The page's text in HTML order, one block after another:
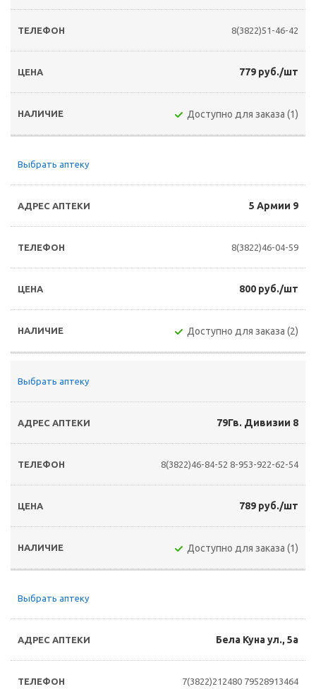
8(3822)51-46-42
779 руб./шт
Доступно для заказа (1)
Выбрать аптеку
5 Армии 9
8(3822)46-04-59
800 руб./шт
Доступно для заказа (2)
Выбрать аптеку
79Гв. Дивизии 8
8(3822)46-84-52 8-953-922-62-54
789 руб./шт
Доступно для заказа (1)
Выбрать аптеку
Бела Куна ул., 5а
7(3822)212480 79528913464